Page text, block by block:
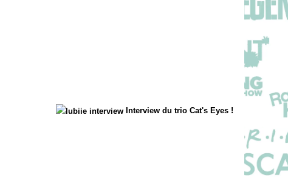
Interview du trio Cat's Eyes !